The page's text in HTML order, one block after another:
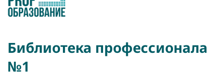
Библиотека профессионала
№1